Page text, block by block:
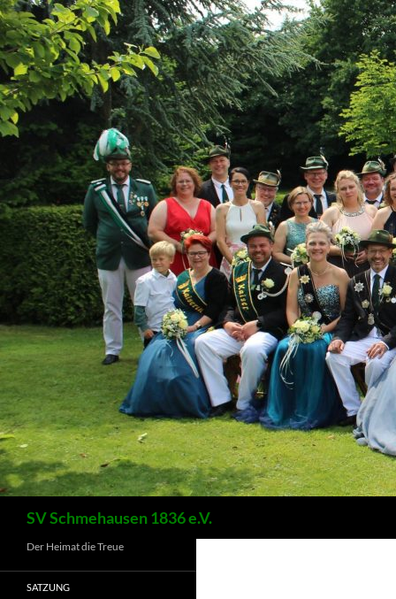
SV Schmehausen 1836 e.V.
Der Heimat die Treue
SATZUNG